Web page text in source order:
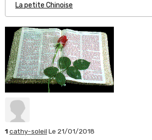
La petite Chinoise
1cathy-soleil Le 21/01/2018